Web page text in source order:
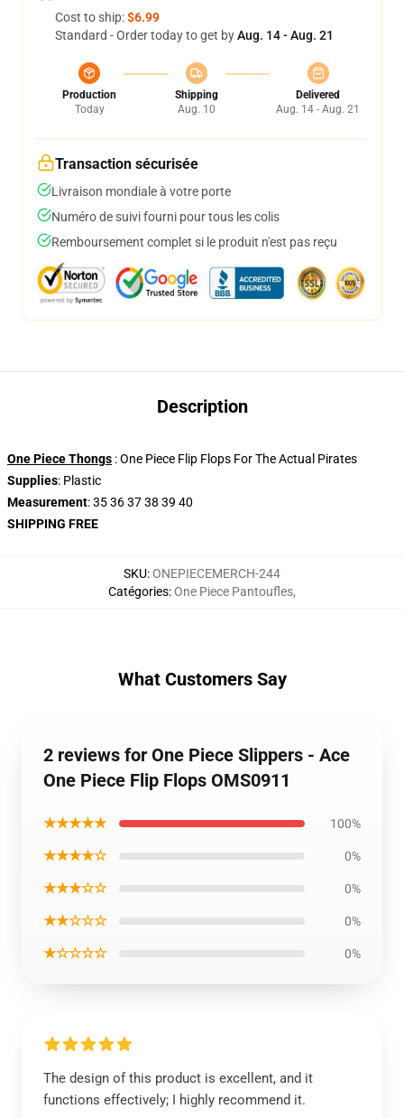
Cost to ship:$6.99
Standard - Order today to get byAug. 14 - Aug. 21
Production
Today
Shipping
Aug. 10
Delivered
Aug. 14 - Aug. 21
Transaction sécurisée
Livraison mondiale à votre porte
Numéro de suivi fourni pour tous les colis
Remboursement complet si le produit n'est pas reçu
Description
One Piece Thongs : One Piece Flip Flops For The Actual Pirates
Supplies: Plastic
Measurement: 35 36 37 38 39 40
SHIPPING FREE
SKU:ONEPIECEMERCH-244
Catégories:One Piece Pantoufles,
What Customers Say
2 reviews for One Piece Slippers - Ace
One Piece Flip Flops OMS0911
★★★★★ 100%
★★★★☆ 0%
★★★☆☆ 0%
★★☆☆☆ 0%
★☆☆☆☆ 0%
The design of this product is excellent, and it
functions effectively; I highly recommend it.